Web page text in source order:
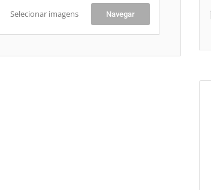
Selecionar imagens Navegar